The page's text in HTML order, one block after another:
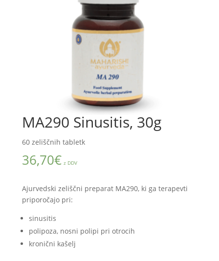
MA290 Sinusitis, 30g
60 zeliščnih tabletk
36,70€ z DDV
Ajurvedski zeliščni preparat MA290, ki ga terapevti
priporočajo pri:
sinusitis
polipoza, nosni polipi pri otrocih
kronični kašelj